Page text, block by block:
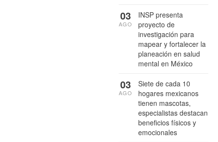
INSP presenta
proyecto de
investigación para
mapear y fortalecer la
planeación en salud
mental en México
03
AGO
Siete de cada 10
hogares mexicanos
tienen mascotas,
especialistas destacan
beneficios físicos y
emocionales
03
AGO